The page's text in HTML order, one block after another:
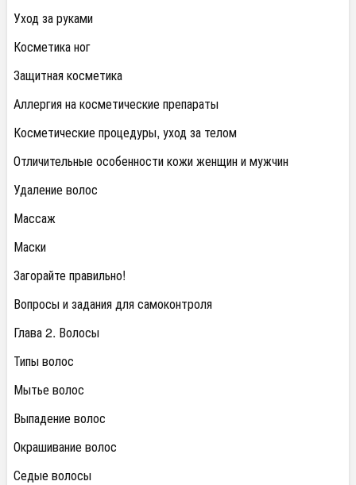
Уход за руками
Косметика ног
Защитная косметика
Аллергия на косметические препараты
Косметические процедуры, уход за телом
Отличительные особенности кожи женщин и мужчин
Удаление волос
Массаж
Маски
Загорайте правильно!
Вопросы и задания для самоконтроля
Глава 2. Волосы
Типы волос
Мытье волос
Выпадение волос
Окрашивание волос
Седые волосы